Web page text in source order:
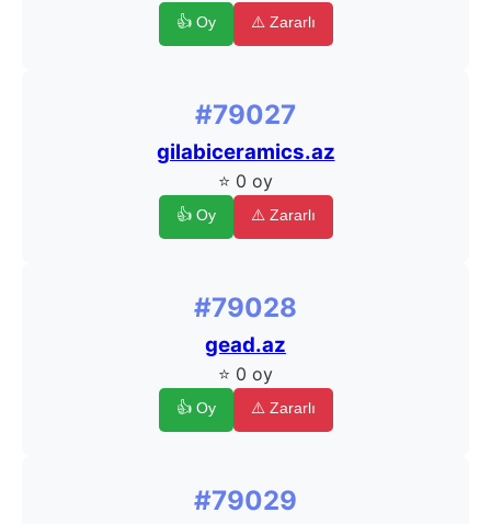
👍 Oy ⚠️ Zararlı
#79027
gilabiceramics.az
⭐ 0 oy
👍 Oy ⚠️ Zararlı
#79028
gead.az
⭐ 0 oy
👍 Oy ⚠️ Zararlı
#79029